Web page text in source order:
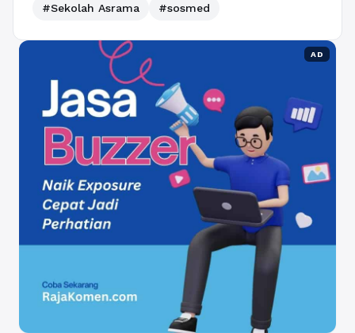
#Sekolah Asrama
#sosmed
AD